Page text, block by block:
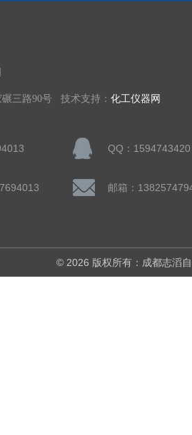
三路90号 技术支持： 化工仪器网
QQ：1594743420
© 2026 版权所有：成都志滔